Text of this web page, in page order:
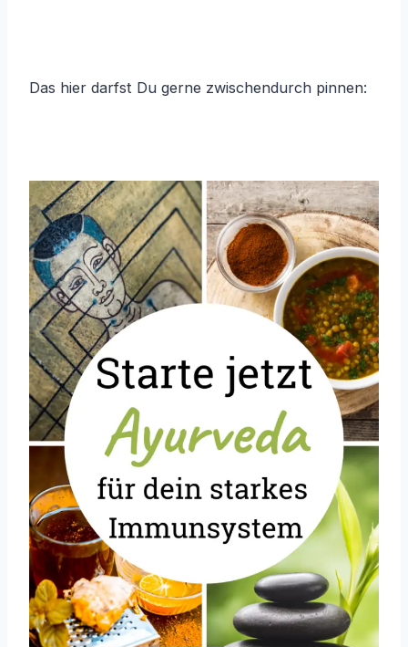
Das hier darfst Du gerne zwischendurch pinnen: